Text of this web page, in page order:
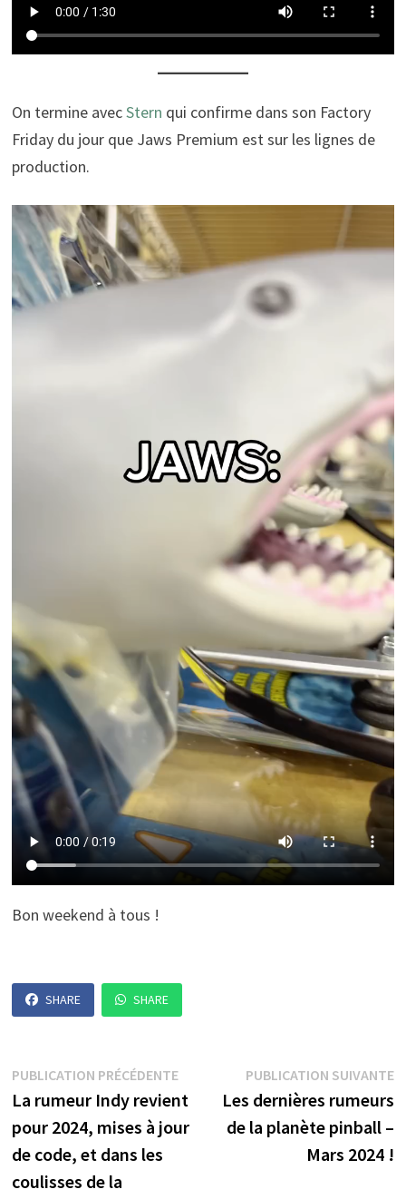
On termine avecStern qui confirme dans son Factory
Friday du jour que Jaws Premium est sur les lignes de
production.
Bon weekend à tous !
SHARE SHARE
Navigation
de
l’article
PUBLICATION PRÉCÉDENTEPublication
précédente :
La rumeur Indy revient
pour 2024, mises à jour
de code, et dans les
coulisses de la
PUBLICATION SUIVANTE
Les dernières rumeurs
de la planète pinball –
Mars 2024 !